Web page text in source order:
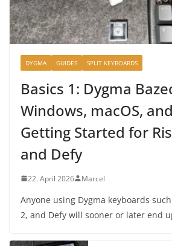
DYGMA GUIDES SPLIT KEYBOARDS
Basics 1: Dygma
Windows, macOS,
Getting Started for
and Defy
22. April 2026 Marcel
Anyone using Dygma keyboards
2, and Defy will sooner or later end